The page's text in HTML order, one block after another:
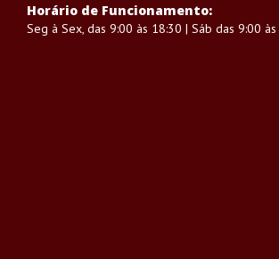
Horário de Funcionamento:
Seg à Sex, das 9:00 às 18:30 | Sáb das 9:00